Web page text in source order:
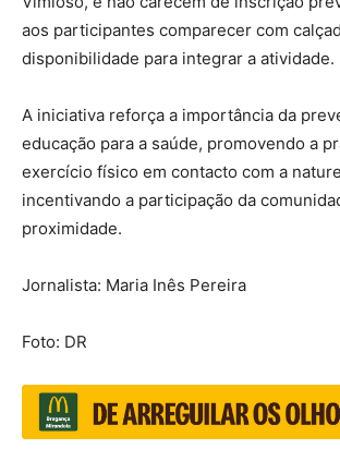
aos participantes comparecer com
disponibilidade para integrar a atividade.
A iniciativa reforça a importância da
educação para a saúde, promovendo a
exercício físico em contacto com a
incentivando a participação da
proximidade.
Jornalista: Maria Inês Pereira
Foto: DR